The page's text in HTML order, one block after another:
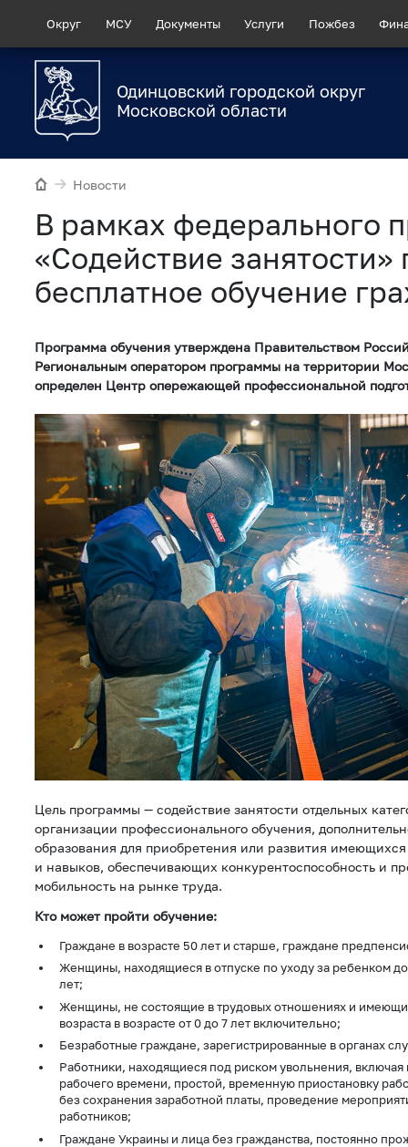
Округ МСУ Документы Услуги Пожбез
Одинцовский городской округ
Московской области
Новости
В рамках федерального
«Содействие занятости»
бесплатное обучение
Программа обучения утверждена Правительством
Региональным оператором программы на территории
определен Центр опережающей профессиональной
Цель программы — содействие занятости отдельных
организации профессионального обучения,
образования для приобретения или развития
и навыков, обеспечивающих конкурентоспособность и
мобильность на рынке труда.
Кто может пройти обучение:
Граждане в возрасте 50 лет и старше, граждане
Женщины, находящиеся в отпуске по уходу за ребенком
лет;
Женщины, не состоящие в трудовых отношениях и
возраста в возрасте от 0 до 7 лет включительно;
Безработные граждане, зарегистрированные в органах
Работники, находящиеся под риском увольнения,
рабочего времени, простой, временную приостановку
без сохранения заработной платы, проведение
работников;
Граждане Украины и лица без гражданства, постоянно